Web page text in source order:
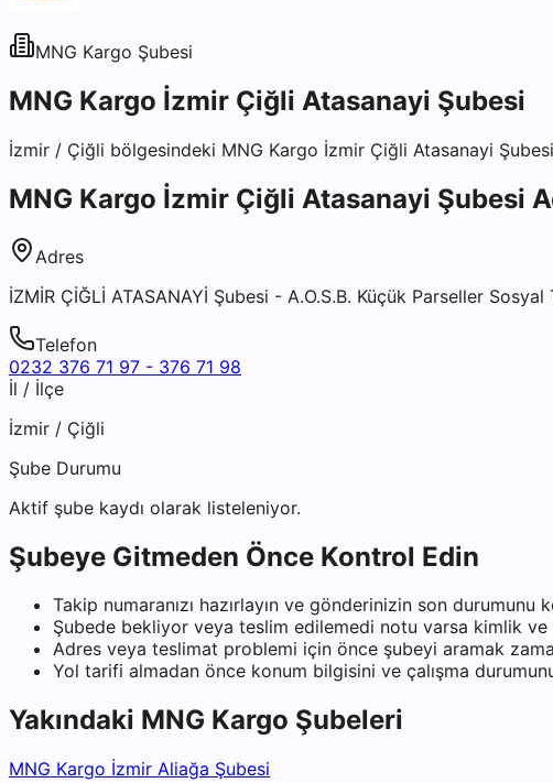
MNG Kargo Şubesi
MNG Kargo İzmir Çiğli Atasanayi Şubesi
İzmir / Çiğli bölgesindeki MNG Kargo İzmir Çiğli Atasanayi Şubesi
MNG Kargo İzmir Çiğli Atasanayi Şubesi
Adres
İZMİR ÇİĞLİ ATASANAYİ Şubesi - A.O.S.B. Küçük Parseller
Telefon
0232 376 71 97 - 376 71 98
İl / İlçe
İzmir / Çiğli
Şube Durumu
Aktif şube kaydı olarak listeleniyor.
Şubeye Gitmeden Önce Kontrol Edin
Takip numaranızı hazırlayın ve gönderinizin son durumunu
Şubede bekliyor veya teslim edilemedi notu varsa kimlik
Adres veya teslimat problemi için önce şubeyi aramak
Yol tarifi almadan önce konum bilgisini ve çalışma
Yakındaki MNG Kargo Şubeleri
MNG Kargo İzmir Aliağa Şubesi